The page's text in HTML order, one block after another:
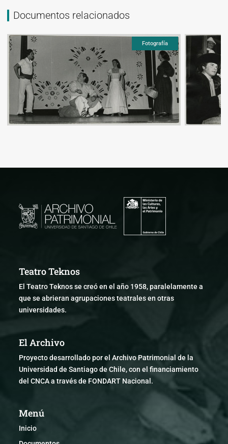
Documentos relacionados
Fotografía
Teatro Teknos
El Teatro Teknos se creó en el año 1958, paralelamente a
que se abrieran agrupaciones teatrales en otras
universidades.
El Archivo
Proyecto desarrollado por el Archivo Patrimonial de la
Universidad de Santiago de Chile, con el financiamiento
del CNCA a través de FONDART Nacional.
Menú
Inicio